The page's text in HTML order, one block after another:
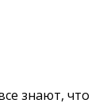
знают, что